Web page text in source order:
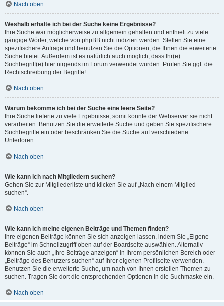
Nach oben
Weshalb erhalte ich bei der Suche keine Ergebnisse?
Ihre Suche war möglicherweise zu allgemein gehalten und enthielt zu viele
gängige Wörter, welche von phpBB nicht indiziert werden. Stellen Sie eine
spezifischere Anfrage und benutzen Sie die Optionen, die Ihnen die erweiterte
Suche bietet. Außerdem ist es natürlich auch möglich, dass Ihr(e)
Suchbegriff(e) hier nirgends im Forum verwendet wurden. Prüfen Sie ggf. die
Rechtschreibung der Begriffe!
Nach oben
Warum bekomme ich bei der Suche eine leere Seite?
Ihre Suche lieferte zu viele Ergebnisse, somit konnte der Webserver sie nicht
verarbeiten. Benutzen Sie die erweiterte Suche und geben Sie spezifischere
Suchbegriffe ein oder beschränken Sie die Suche auf verschiedene
Unterforen.
Nach oben
Wie kann ich nach Mitgliedern suchen?
Gehen Sie zur Mitgliederliste und klicken Sie auf „Nach einem Mitglied
suchen“.
Nach oben
Wie kann ich meine eigenen Beiträge und Themen finden?
Ihre eigenen Beiträge können Sie sich anzeigen lassen, indem Sie „Eigene
Beiträge“ im Schnellzugriff oben auf der Boardseite auswählen. Alternativ
können Sie auch „Ihre Beiträge anzeigen“ in Ihrem persönlichen Bereich oder
„Beiträge des Benutzers suchen“ auf Ihrer eigenen Profilseite verwenden.
Benutzen Sie die erweiterte Suche, um nach von Ihnen erstellen Themen zu
suchen. Tragen Sie dort die entsprechenden Optionen in die Suchmaske ein.
Nach oben